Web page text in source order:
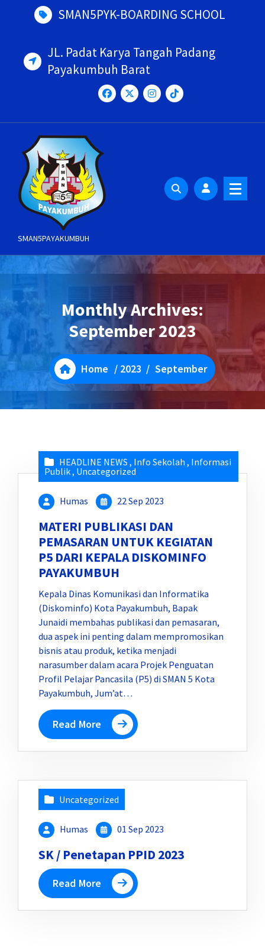
SMAN5PYK-BOARDING SCHOOL
JL. Padat Karya Tangah Padang
Payakumbuh Barat
SMAN5PAYAKUMBUH
Monthly Archives:
September 2023
Home / 2023 / September
HEADLINE NEWS , Info Sekolah , Informasi
Publik, Uncategorized
Humas 22 Sep 2023
MATERI PUBLIKASI DAN
PEMASARAN UNTUK KEGIATAN
P5 DARI KEPALA DISKOMINFO
PAYAKUMBUH
Kepala Dinas Komunikasi dan Informatika
(Diskominfo) Kota Payakumbuh, Bapak
Junaidi membahas publikasi dan pemasaran,
dua aspek ini penting dalam mempromosikan
bisnis atau produk, ketika menjadi
narasumber dalam acara Projek Penguatan
Profil Pelajar Pancasila (P5) di SMAN 5 Kota
Payakumbuh, Jum’at…
Read More
Uncategorized
Humas 01 Sep 2023
SK / Penetapan PPID 2023
Read More